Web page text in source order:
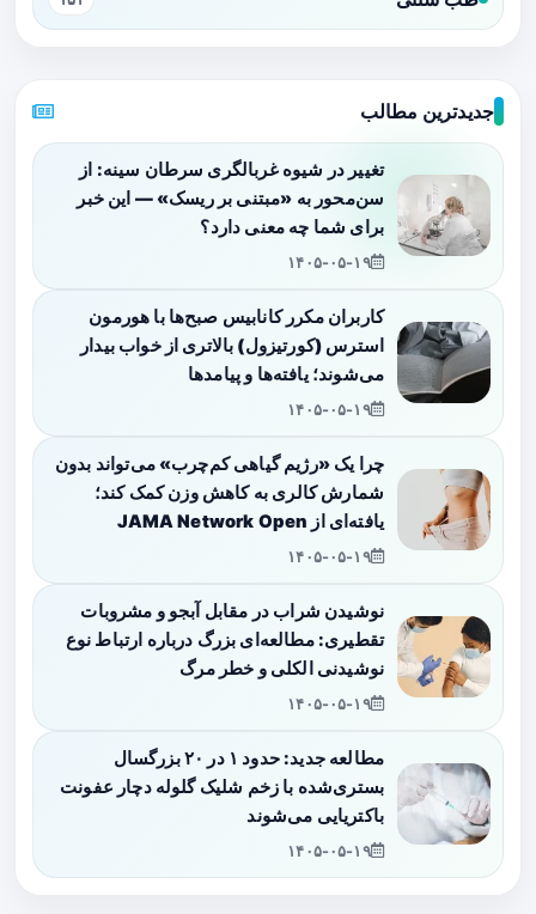
جدیدترین مطالب
تغییر در شیوه غربالگری سرطان سینه: از
سن‌محور به «مبتنی بر ریسک» — این خبر
برای شما چه معنی دارد؟
۱۴۰۵-۰۵-۱۹
کاربران مکرر کانابیس صبح‌ها با هورمون
استرس (کورتیزول) بالاتری از خواب بیدار
می‌شوند؛ یافته‌ها و پیامدها
۱۴۰۵-۰۵-۱۹
چرا یک «رژیم گیاهی کم‌چرب» می‌تواند بدون
شمارش کالری به کاهش وزن کمک کند؛
یافته‌ای از JAMA Network Open
۱۴۰۵-۰۵-۱۹
نوشیدن شراب در مقابل آبجو و مشروبات
تقطیری: مطالعه‌ای بزرگ درباره ارتباط نوع
نوشیدنی الکلی و خطر مرگ
۱۴۰۵-۰۵-۱۹
مطالعه جدید: حدود ۱ در ۲۰ بزرگسال
بستری‌شده با زخم شلیک گلوله دچار عفونت
باکتریایی می‌شوند
۱۴۰۵-۰۵-۱۹